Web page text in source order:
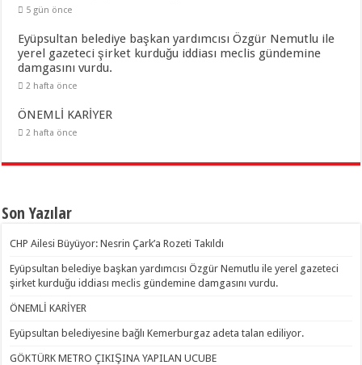
5 gün önce
Eyüpsultan belediye başkan yardımcısı Özgür Nemutlu ile
yerel gazeteci şirket kurduğu iddiası meclis gündemine
damgasını vurdu.
2 hafta önce
ÖNEMLİ KARİYER
2 hafta önce
Son Yazılar
CHP Ailesi Büyüyor: Nesrin Çark’a Rozeti Takıldı
Eyüpsultan belediye başkan yardımcısı Özgür Nemutlu ile yerel gazeteci
şirket kurduğu iddiası meclis gündemine damgasını vurdu.
ÖNEMLİ KARİYER
Eyüpsultan belediyesine bağlı Kemerburgaz adeta talan ediliyor.
GÖKTÜRK METRO ÇIKIŞINA YAPILAN UCUBE